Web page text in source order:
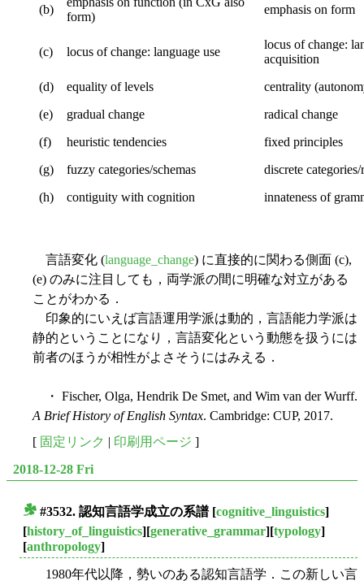
(b)
form)
emphasis on form
(c) locus of change: language use
locus of change:
acquisition
(d)
equality of levels
centrality
(e)
gradual change
radical change
(f)
heuristic tendencies
fixed principles
(g)
fuzzy categories/schemas
discrete categories/
(h)
contiguity with cognition innateness of
言語変化 (language_change) に直接的に関わる側面 (c),
(e) のみに注目しても，両学派の間に明確な対立がある
ことがわかる．
印象的にいえば言語運用学派は動的，言語能力学派は
静的ということになり，言語変化という動態を扱うには
前者のほうが相性がよさそうにはみえる．
・ Fischer, Olga, Hendrik De Smet, and Wim van der Wurff.
A Brief History of English Syntax. Cambridge: CUP, 2017.
[ 固定リンク | 印刷用ページ ]
2018-12-28 Fri
#3532. 認知言語学成立の系譜[cognitive_linguistics]
[history_of_linguistics][generative_grammar][typology]
[anthropology]
1980年代以降，勢いのある認知言語学．この新しい言